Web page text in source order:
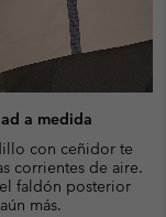
a medida
con ceñidor te
corrientes de aire.
faldón posterior
más.